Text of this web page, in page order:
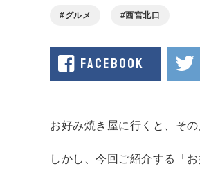
グルメ 西宮北口
facebook
お好み焼き屋に行くと、そ
しかし、今回ご紹介する「